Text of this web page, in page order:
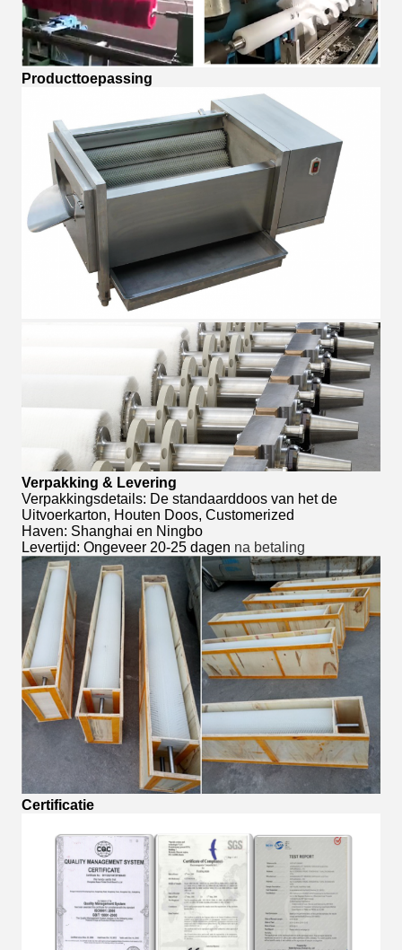
Producttoepassing
Verpakking & Levering
Verpakkingsdetails: De standaarddoos van het de
Uitvoerkarton, Houten Doos, Customerized
Haven: Shanghai en Ningbo
Levertijd: Ongeveer 20-25 dagen na betaling
Certificatie